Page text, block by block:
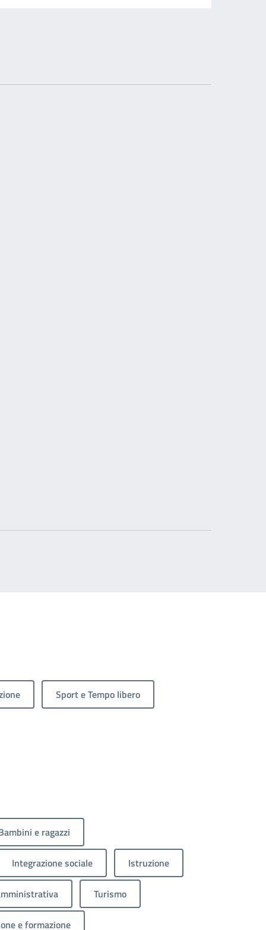
Sport e Tempo libero
e ragazzi
Integrazione sociale Istruzione
Turismo
e formazione